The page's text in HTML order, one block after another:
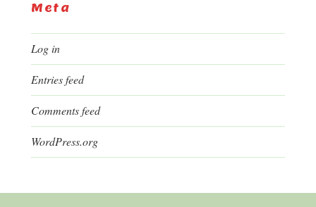
Meta
Log in
Entries feed
Comments feed
WordPress.org